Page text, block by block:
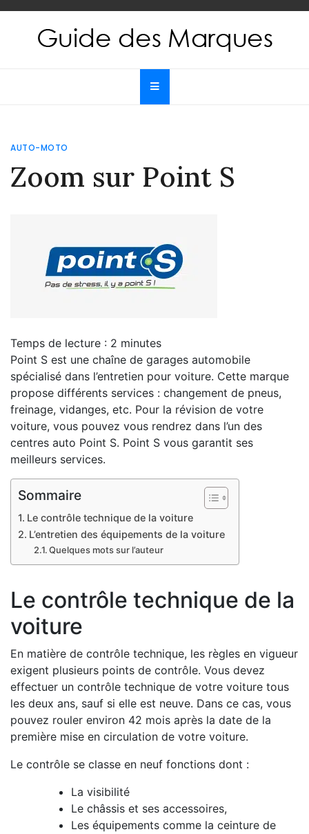
Skip
content
Guide des Marques
AUTO-MOTO
Zoom sur Point S
Temps de lecture : 2 minutes
Point S est une chaîne de garages automobile
spécialisé dans l’entretien pour voiture. Cette marque
propose différents services : changement de pneus,
freinage, vidanges, etc. Pour la révision de votre
voiture, vous pouvez vous rendrez dans l’un des
centres auto Point S. Point S vous garantit ses
meilleurs services.
Sommaire
Le contrôle technique de la voiture
L’entretien des équipements de la voiture
Quelques mots sur l’auteur
Le contrôle technique de la
voiture
En matière de contrôle technique, les règles en vigueur
exigent plusieurs points de contrôle. Vous devez
effectuer un contrôle technique de votre voiture tous
les deux ans, sauf si elle est neuve. Dans ce cas, vous
pouvez rouler environ 42 mois après la date de la
première mise en circulation de votre voiture.
Le contrôle se classe en neuf fonctions dont :
La visibilité
Le châssis et ses accessoires,
Les équipements comme la ceinture de